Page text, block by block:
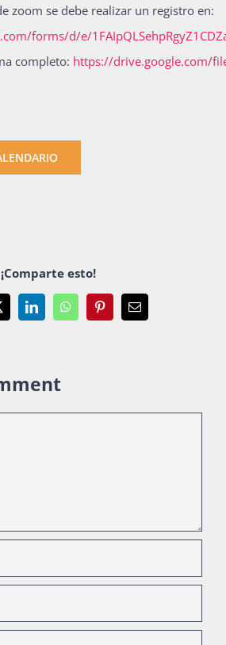
zoom se debe realizar un registro en:
forms/d/e/
completo: https://drive.google.com/
¡Comparte esto!
LinkedInWhatsAppPinterestEmail